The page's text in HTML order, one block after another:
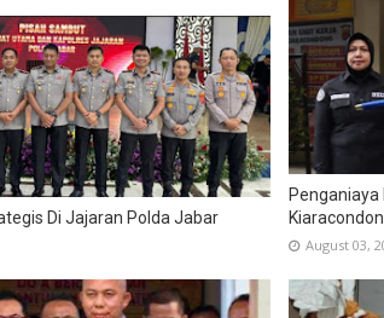
Di Jajaran Polda Jabar
Penganiaya
August 03,